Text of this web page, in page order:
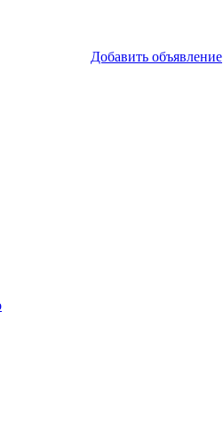
Добавить объявление